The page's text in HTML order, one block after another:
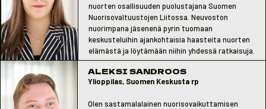
nuorten osallisuuden puolustajana Suomen
Nuorisovaltuustojen Liitossa. Neuvoston
nuorimpana jäsenenä pyrin tuomaan
keskusteluihin ajankohtaisia haasteita nuorten
elämästä ja löytämään niihin yhdessä ratkaisuja.
ALEKSI SANDROOS
Ylioppilas, Suomen Keskusta rp
Olen sastamalalainen nuorisovaikuttamisen